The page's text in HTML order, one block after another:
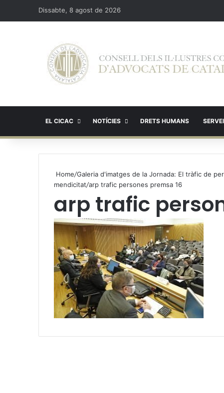
Dissabte, 8 agost de 2026
EL CICAC NOTÍCIES DRETS HUMANS
Home/Galeria d'imatges de la Jornada: El tràfic de
mendicitat/arp trafic persones premsa 16
arp trafic